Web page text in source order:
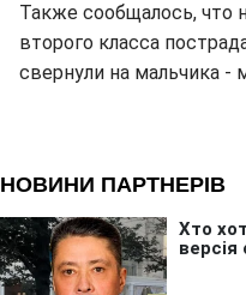
Также сообщалось, что
второго класса
свернули на мальчика -